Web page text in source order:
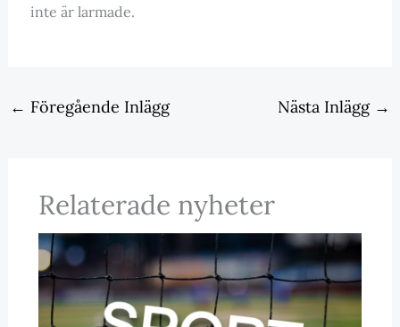
inte är larmade.
← Föregående Inlägg Nästa Inlägg →
Relaterade nyheter